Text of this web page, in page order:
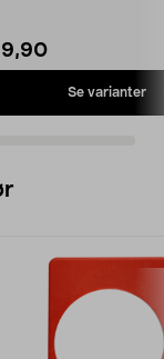
Se varianter